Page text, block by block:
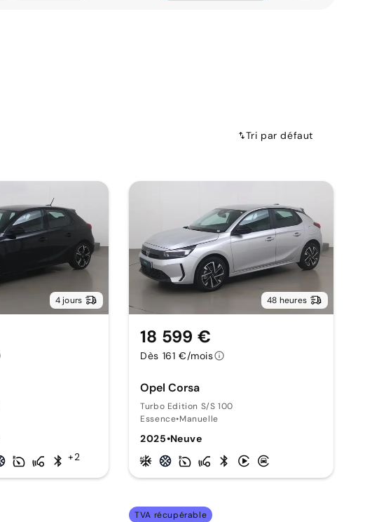
Tri par défaut
4 jours
+2
48 heures
Opel Corsa
Turbo Edition S/S 100
Essence•Manuelle
2025•Neuve
18 599 €
Dès 161 €/mois
TVA récupérable